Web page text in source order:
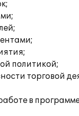
политикой;
торговой
в